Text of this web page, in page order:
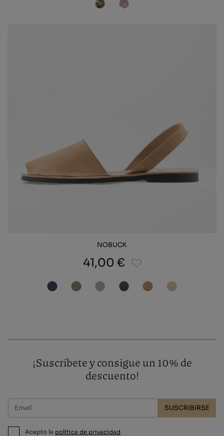
NOBUCK
41,00 €
¡Suscríbete y consigue un 10% de
descuento!
SUSCRIBIRSE
Acepto la política de privacidad